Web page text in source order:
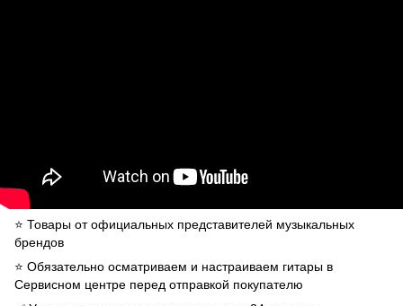
⭐️ Товары от официальных представителей музыкальных
брендов
⭐️ Обязательно осматриваем и настраиваем гитары в
Сервисном центре перед отправкой покупателю